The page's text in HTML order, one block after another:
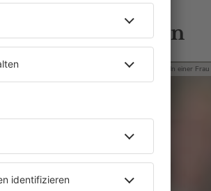
Gästen
Mit den Waffeln einer Frau